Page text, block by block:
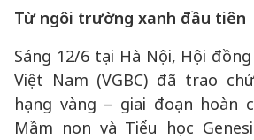
Từ ngôi trường xanh đầu tiên
Sáng 12/6 tại Hà Nội, Hội
Việt Nam (VGBC) đã trao
hạng vàng – giai đoạn hoàn
Mầm non và Tiểu học